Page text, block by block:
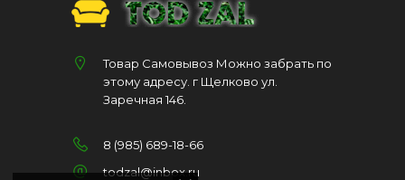
Товар Самовывоз Можно забрать по
этому адресу. г Щелково ул.
Заречная 146.
8 (985) 689-18-66
todzal@inbox.ru